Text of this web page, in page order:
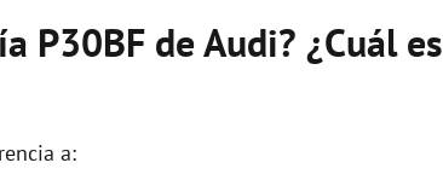
P30BF de Audi? ¿Cuál es
a: